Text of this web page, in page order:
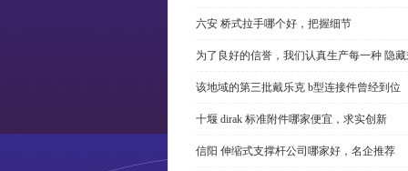
六安 桥式拉手哪个好，把握细节
为了良好的信誉，我们认真生产每一种 隐
该地域的第三批戴乐克 b型连接件曾经到位
十堰 dirak 标准附件哪家便宜，求实创新
信阳 伸缩式支撑杆公司哪家好，名企推荐